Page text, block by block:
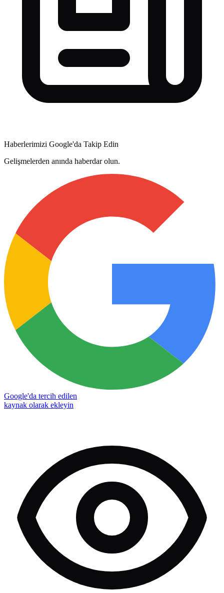
Haberlerimizi Google'da Takip Edin
Gelişmelerden anında haberdar olun.
Google'da tercih edilen
kaynak olarak ekleyin